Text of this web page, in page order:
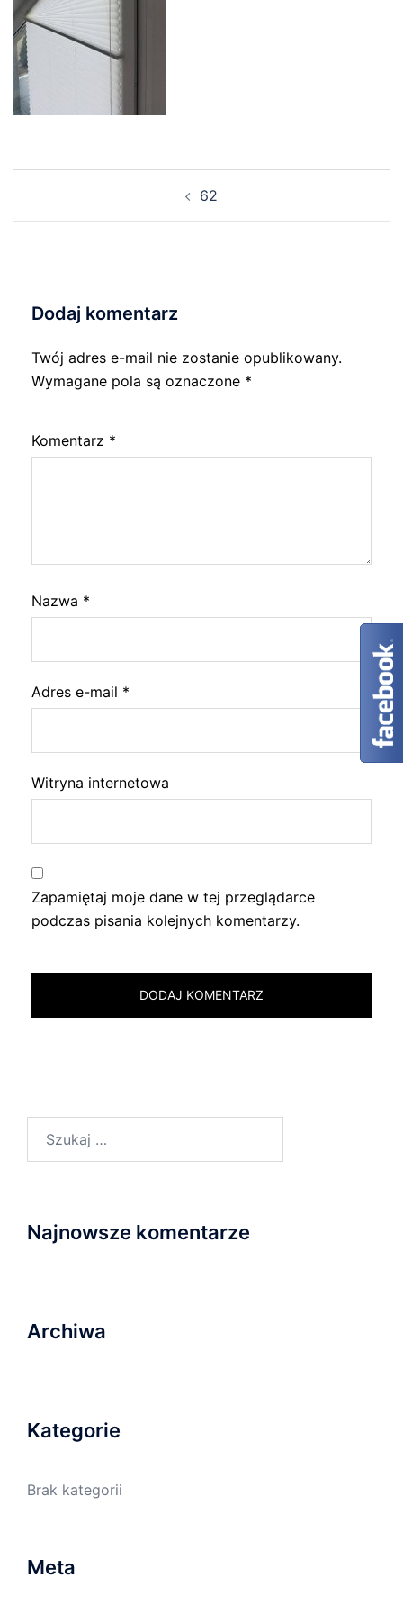
62
Dodaj komentarz
Twój adres e-mail nie zostanie opublikowany.
Wymagane pola są oznaczone *
Komentarz *
Nazwa *
Adres e-mail *
Witryna internetowa
Zapamiętaj moje dane w tej przeglądarce
podczas pisania kolejnych komentarzy.
Najnowsze komentarze
Archiwa
Kategorie
Brak kategorii
Meta